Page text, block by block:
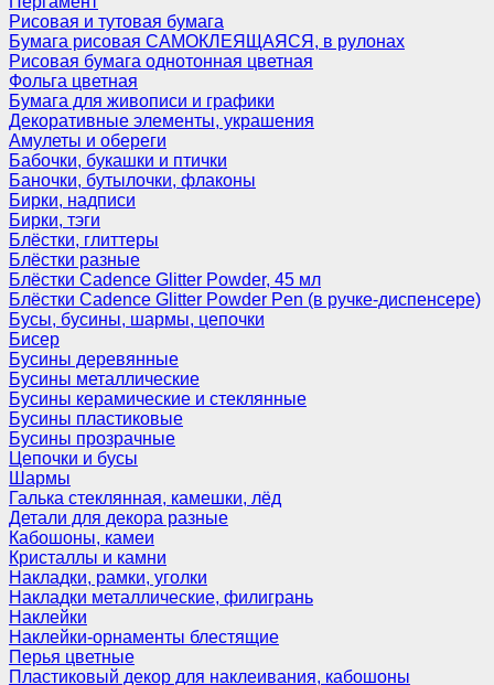
Рисовая и тутовая бумага
Бумага рисовая САМОКЛЕЯЩАЯСЯ, в рулонах
Рисовая бумага однотонная цветная
Фольга цветная
Бумага для живописи и графики
Декоративные элементы, украшения
Амулеты и обереги
Бабочки, букашки и птички
Баночки, бутылочки, флаконы
Бирки, надписи
Бирки, тэги
Блёстки, глиттеры
Блёстки разные
Блёстки Cadence Glitter Powder, 45 мл
Блёстки Cadence Glitter Powder Pen (в ручке-диспенсере)
Бусы, бусины, шармы, цепочки
Бисер
Бусины деревянные
Бусины металлические
Бусины керамические и стеклянные
Бусины пластиковые
Бусины прозрачные
Цепочки и бусы
Шармы
Галька стеклянная, камешки, лёд
Детали для декора разные
Кабошоны, камеи
Кристаллы и камни
Накладки, рамки, уголки
Накладки металлические, филигрань
Наклейки
Наклейки-орнаменты блестящие
Перья цветные
Пластиковый декор для наклеивания, кабошоны